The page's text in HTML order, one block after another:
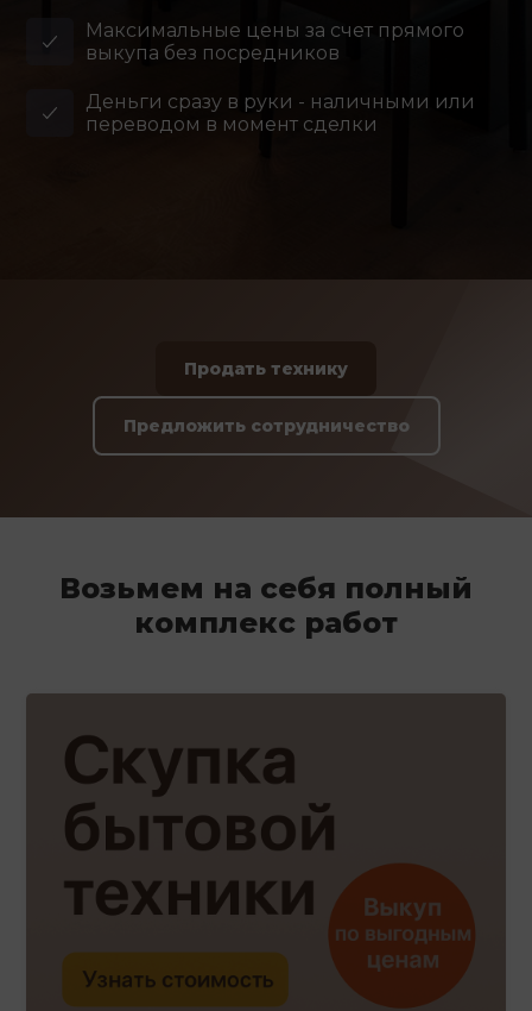
Максимальные цены за счет прямого
выкупа без посредников
Деньги сразу в руки - наличными или
переводом в момент сделки
Продать технику
Предложить сотрудничество
Возьмем на себя полный
комплекс работ